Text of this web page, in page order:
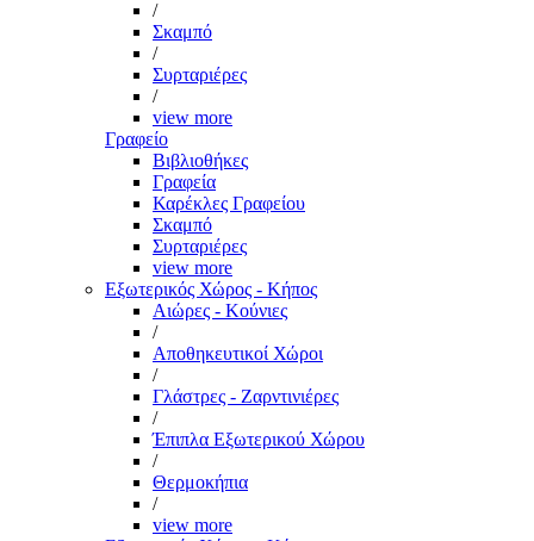
/
Σκαμπό
/
Συρταριέρες
/
view more
Γραφείο
Βιβλιοθήκες
Γραφεία
Καρέκλες Γραφείου
Σκαμπό
Συρταριέρες
view more
Εξωτερικός Χώρος - Κήπος
Αιώρες - Κούνιες
/
Αποθηκευτικοί Χώροι
/
Γλάστρες - Ζαρντινιέρες
/
Έπιπλα Εξωτερικού Χώρου
/
Θερμοκήπια
/
view more